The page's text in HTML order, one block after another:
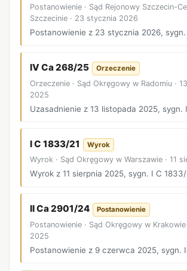
Postanowienie · Sąd Rejonowy Szczecin-
Szczecinie · 23 stycznia 2026
Postanowienie z 23 stycznia 2026,
IV Ca 268/25 Orzeczenie
Orzeczenie · Sąd Okręgowy w Radomiu ·
2025
Uzasadnienie z 13 listopada 2025, sygn.
I C 1833/21 Wyrok
Wyrok · Sąd Okręgowy w Warszawie · 11
Wyrok z 11 sierpnia 2025, sygn. I C 1833/
II Ca 2901/24 Postanowienie
Postanowienie · Sąd Okręgowy w
2025
Postanowienie z 9 czerwca 2025, sygn.